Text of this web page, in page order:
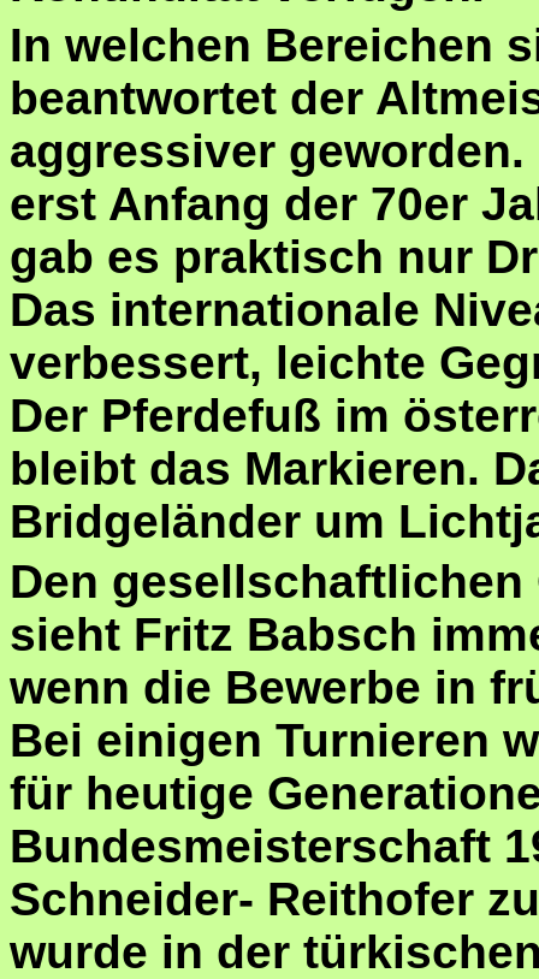
In welchen Bereichen
beantwortet der
aggressiver geworden.
erst Anfang der 70er
gab es praktisch nur
Das internationale
verbessert, leichte
Der Pferdefuß im
bleibt das Markieren.
Bridgeländer um
Den
sieht Fritz Babsch
wenn die Bewerbe in
Bei einigen Turnieren
für heutige
Bundesmeisterschaft
Schneider- Reithofer
wurde in der